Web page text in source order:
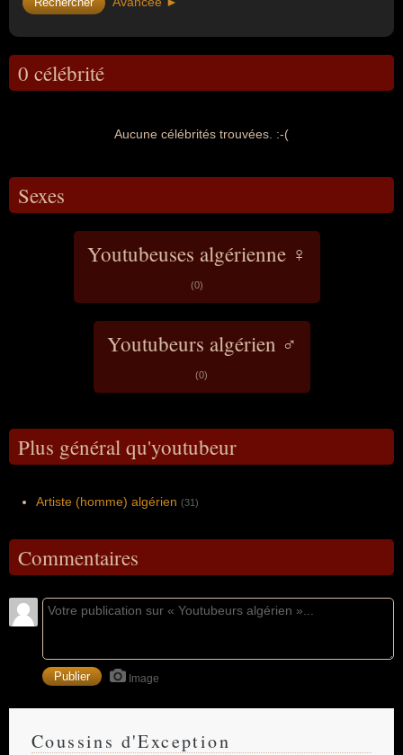
0 célébrité
Aucune célébrités trouvées. :-(
Sexes
Youtubeuses algérienne ♀
(0)
Youtubeurs algérien ♂
(0)
Plus général qu'youtubeur
Artiste (homme) algérien (31)
Commentaires
Image
Coussins d'Exception